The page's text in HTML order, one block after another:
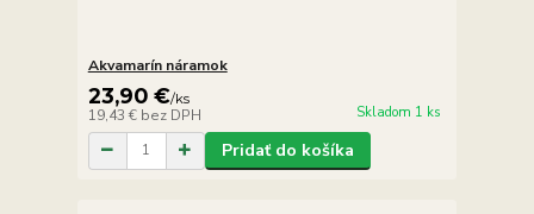
Akvamarín náramok
23,90 €/ks
19,43 € bez DPH Skladom 1 ks
Pridať do košíka